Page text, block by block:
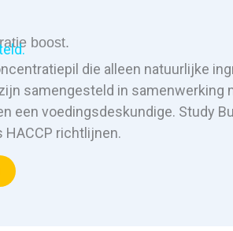
boost.
die alleen natuurlijke
samengesteld in samenwerking
een voedingsdeskundige. Study
richtlijnen.